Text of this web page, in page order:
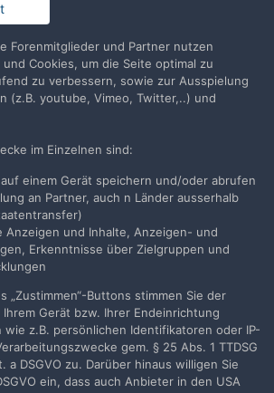
of Historical Film Colors ab
Thema inNostalgie
Über die Suche nach Links zu meiner
Farbfilmprozesse bin ich auf dieses
zu erreichen:
5 Antworten
via Google durchsuchen:
Impressum / Datenschutzerklärung
Nutzungsbedingungen
Forenmitglieder und Partner nutzen
Cookies, um die Seite optimal zu
zu verbessern, sowie zur Ausspielung
(z.B. youtube, Vimeo, Twitter,..) und
im Einzelnen sind:
einem Gerät speichern und/oder abrufen
an Partner, auch n Länder ausserhalb
Anzeigen und Inhalte, Anzeigen- und
Erkenntnisse über Zielgruppen und
„Zustimmen“-Buttons stimmen Sie der
Gerät bzw. Ihrer Endeinrichtung
z.B. persönlichen Identifikatoren oder IP-
gem. § 25 Abs. 1 TTDSG
a DSGVO zu. Darüber hinaus willigen Sie
ein, dass auch Anbieter in den USA